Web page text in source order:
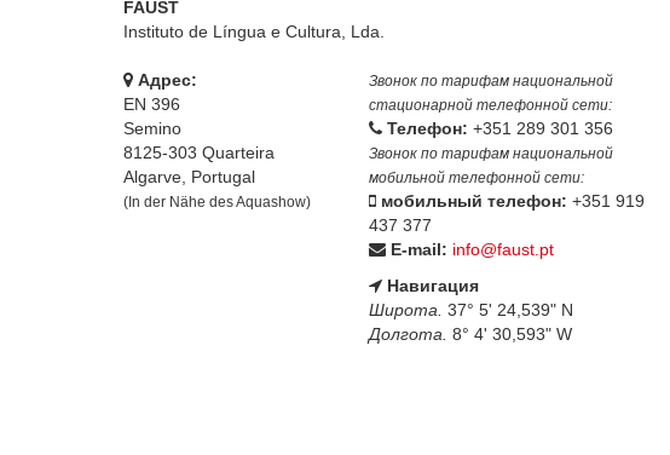
FAUST
Instituto de Língua e Cultura, Lda.
Адрес:
EN 396
Semino
8125-303 Quarteira
Algarve, Portugal
(In der Nähe des Aquashow)
Звонок по тарифам национальной
стационарной телефонной сети:
Телефон: +351 289 301 356
Звонок по тарифам национальной
мобильной телефонной сети:
мобильный телефон: +351 919
437 377
E-mail: info@faust.pt
Навигация
Широта. 37° 5' 24,539" N
Долгота. 8° 4' 30,593" W